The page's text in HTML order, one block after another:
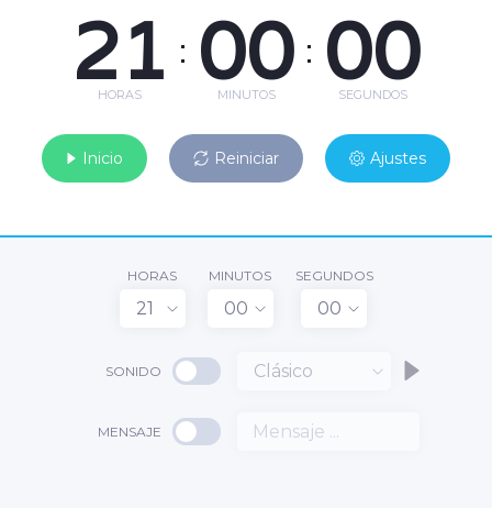
21
HORAS
: 00
MINUTOS
: 00
SEGUNDOS
Inicio Reiniciar Ajustes
HORAS
21
MINUTOS
00
SEGUNDOS
00
SONIDO Clásico
MENSAJE